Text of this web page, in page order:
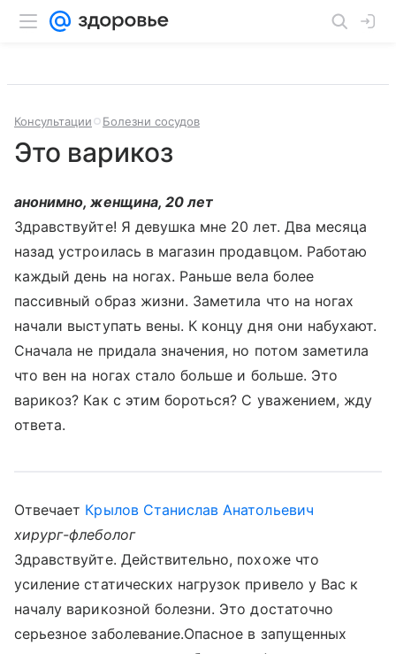
Консультации Болезни сосудов
Это варикоз
анонимно, женщина, 20 лет
Здравствуйте! Я девушка мне 20 лет. Два месяца
назад устроилась в магазин продавцом. Работаю
каждый день на ногах. Раньше вела более
пассивный образ жизни. Заметила что на ногах
начали выступать вены. К концу дня они набухают.
Сначала не придала значения, но потом заметила
что вен на ногах стало больше и больше. Это
варикоз? Как с этим бороться? С уважением, жду
ответа.
Отвечает Крылов Станислав Анатольевич
хирург-флеболог
Здравствуйте. Действительно, похоже что
усиление статических нагрузок привело у Вас к
началу варикозной болезни. Это достаточно
серьезное заболевание.Опасное в запущенных